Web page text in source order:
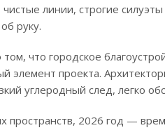
линии, строгие
руку.
что городское
элемент проекта.
углеродный след, легко
пространств, 2026 год —